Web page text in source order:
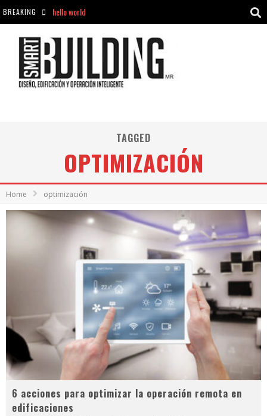
BREAKING hello world
hello world
TAGGED
OPTIMIZACIÓN
Home optimización
6 acciones para optimizar la operación remota en
edificaciones